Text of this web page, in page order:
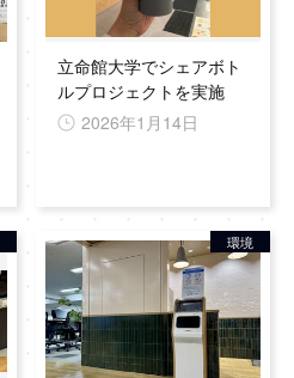
立命館大学でシェアボト
ルプロジェクトを実施
2026年1月14日
環境